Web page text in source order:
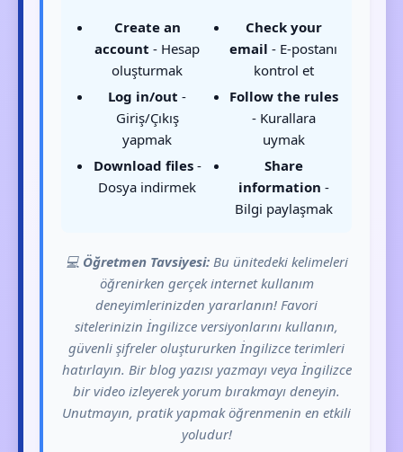
Create an
account - Hesap
oluşturmak
Log in/out -
Giriş/Çıkış
yapmak
Download files-
Dosya indirmek
Check your
email - E-postanı
kontrol et
Follow the rules
- Kurallara
uymak
Share
information -
Bilgi paylaşmak
💻 Öğretmen Tavsiyesi:Bu ünitedeki kelimeleri
öğrenirken gerçek internet kullanım
deneyimlerinizden yararlanın! Favori
sitelerinizin İngilizce versiyonlarını kullanın,
güvenli şifreler oluştururken İngilizce terimleri
hatırlayın. Bir blog yazısı yazmayı veya İngilizce
bir video izleyerek yorum bırakmayı deneyin.
Unutmayın, pratik yapmak öğrenmenin en etkili
yoludur!